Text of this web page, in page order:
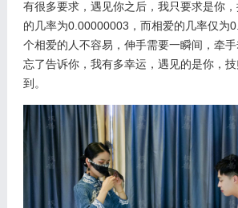
有很多要求，遇见你之后，我只要求是你
的几率为0.00000003，而相爱的几率仅为
个相爱的人不容易，伸手需要一瞬间，牵
忘了告诉你，我有多幸运，遇见的是你，
到。